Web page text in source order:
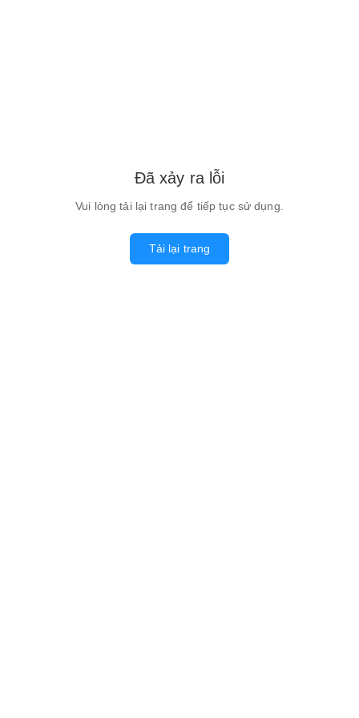
Đã xảy ra lỗi
Vui lòng tải lại trang để tiếp tục sử dụng.
Tải lại trang